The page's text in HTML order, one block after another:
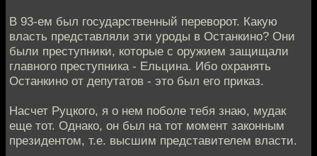
В 93-ем был государственный переворот. Какую
власть представляли эти уроды в Останкино? Они
были преступники, которые с оружием защищали
главного преступника - Ельцина. Ибо охранять
Останкино от депутатов - это был его приказ.
Насчет Руцкого, я о нем поболе тебя знаю, мудак
еще тот. Однако, он был на тот момент законным
президентом, т.е. высшим представителем власти.